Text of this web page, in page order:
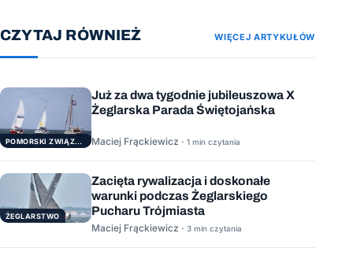
CZYTAJ RÓWNIEŻ WIĘCEJ ARTYKUŁÓW
POMORSKI ZWIĄZEK ŻEGLARSKI
Już za dwa tygodnie jubileuszowa X
Żeglarska Parada Świętojańska
Maciej Frąckiewicz · 1 min czytania
ŻEGLARSTWO
Zacięta rywalizacja i doskonałe
warunki podczas Żeglarskiego
Pucharu Trójmiasta
Maciej Frąckiewicz · 3 min czytania